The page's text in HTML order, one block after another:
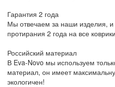
Гарантия 2 года
Мы отвечаем за наши изделия,
протирания 2 года на все
Российский материал
В Eva-Novo мы используем
материал, он имеет
экологичен!